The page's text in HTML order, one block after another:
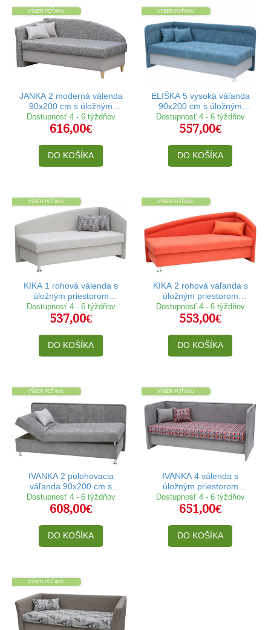
VÝBER POŤAHU
JANKA 2 moderná válenda
90x200 cm s úložným
priestorom
Dostupnosť 4 - 6 týždňov
616,00€
DO KOŠÍKA
VÝBER POŤAHU
ELIŠKA 5 vysoká váľanda
90x200 cm s úložným
priestorom
Dostupnosť 4 - 6 týždňov
557,00€
DO KOŠÍKA
VÝBER POŤAHU
KIKA 1 rohová válenda s
úložným priestorom
90x200 cm
Dostupnosť 4 - 6 týždňov
537,00€
DO KOŠÍKA
VÝBER POŤAHU
KIKA 2 rohová váľanda s
úložným priestorom
90x200 cm
Dostupnosť 4 - 6 týždňov
553,00€
DO KOŠÍKA
VÝBER POŤAHU
IVANKA 2 polohovacia
váľanda 90x200 cm s
úložným priestorom
Dostupnosť 4 - 6 týždňov
608,00€
DO KOŠÍKA
VÝBER POŤAHU
IVANKA 4 válenda s
úložným priestorom
90x200 cm
Dostupnosť 4 - 6 týždňov
651,00€
DO KOŠÍKA
VÝBER POŤAHU